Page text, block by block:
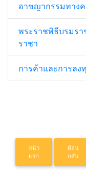
อาชญากรรมทาง
พระราชพิธีบรมรา
ราชา
การค้าและการลง
หน้า
แรก
ย้อน
กลับ